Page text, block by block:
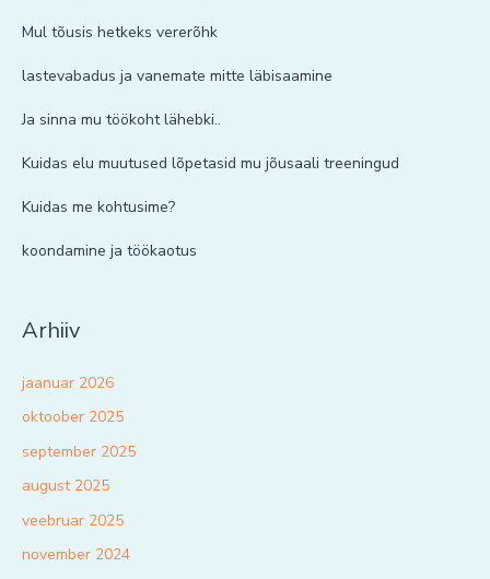
Mul tõusis hetkeks vererõhk
lastevabadus ja vanemate mitte läbisaamine
Ja sinna mu töökoht lähebki..
Kuidas elu muutused lõpetasid mu jõusaali treeningud
Kuidas me kohtusime?
koondamine ja töökaotus
Arhiiv
jaanuar 2026
oktoober 2025
september 2025
august 2025
veebruar 2025
november 2024